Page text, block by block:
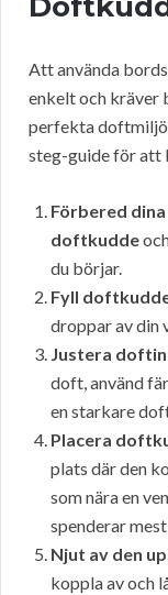
Att använda
enkelt och kräver
perfekta
steg-guide för att
Förbered
doftkudde
du börjar.
Fyll
droppar av din
Justera
doft, använd
en starkare
Placera
plats där den
som nära en
spenderar
Njut av den
koppla av och